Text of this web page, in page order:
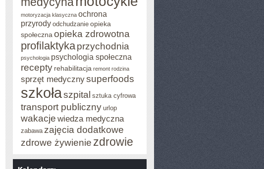
motoryzacja klasyczna ochrona
przyrody odchudzanie opieka
społeczna opieka zdrowotna
profilaktykaprzychodnia
psychologia psychologia społeczna
recepty rehabilitacja remont rodzina
sprzęt medycznysuperfoods
szkołaszpital sztuka cyfrowa
transport publiczny urlop
wakacje wiedza medyczna
zabawa zajęcia dodatkowe
zdrowe żywienie zdrowie